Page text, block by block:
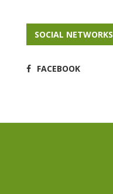
SOCIAL NETWORKS
FACEBOOK